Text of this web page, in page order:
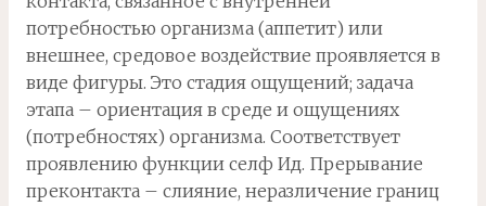
потребностью организма (аппетит) или
внешнее, средовое воздействие проявляется в
виде фигуры. Это стадия ощущений; задача
этапа – ориентация в среде и ощущениях
(потребностях) организма. Соответствует
проявлению функции селф Ид. Прерывание
преконтакта – слияние, неразличение границ